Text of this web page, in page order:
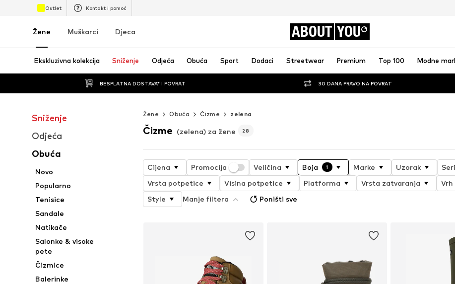
Outlet Kontakt i pomoć
Žene Muškarci Djeca ABOUT YOU
Ekskluzivna kolekcija Sniženje Odjeća Obuća Sport Dodaci Streetwear Premium Top 100 Modne
BESPLATNA DOSTAVA* I POVRAT 30 DANA PRAVO NA POVRAT
Sniženje
Odjeća
Obuća
Novo
Popularno
Tenisice
Sandale
Natikače
Salonke & visoke
pete
Čizmice
Balerinke
Žene Obuća Čizme zelena
Čizme (zelena) za žene 28
Cijena Promocija Veličina Boja 1 Marke Uzorak
Vrsta potpetice
Visina potpetice Platforma Vrsta zatvaranja Vrh
Style
Manje filtera Poništi sve